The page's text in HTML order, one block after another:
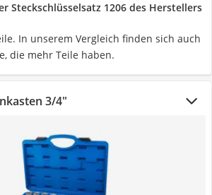
Steckschlüsselsatz 1206 des Herstellers
In unserem Vergleich finden sich auch
die mehr Teile haben.
3/4"